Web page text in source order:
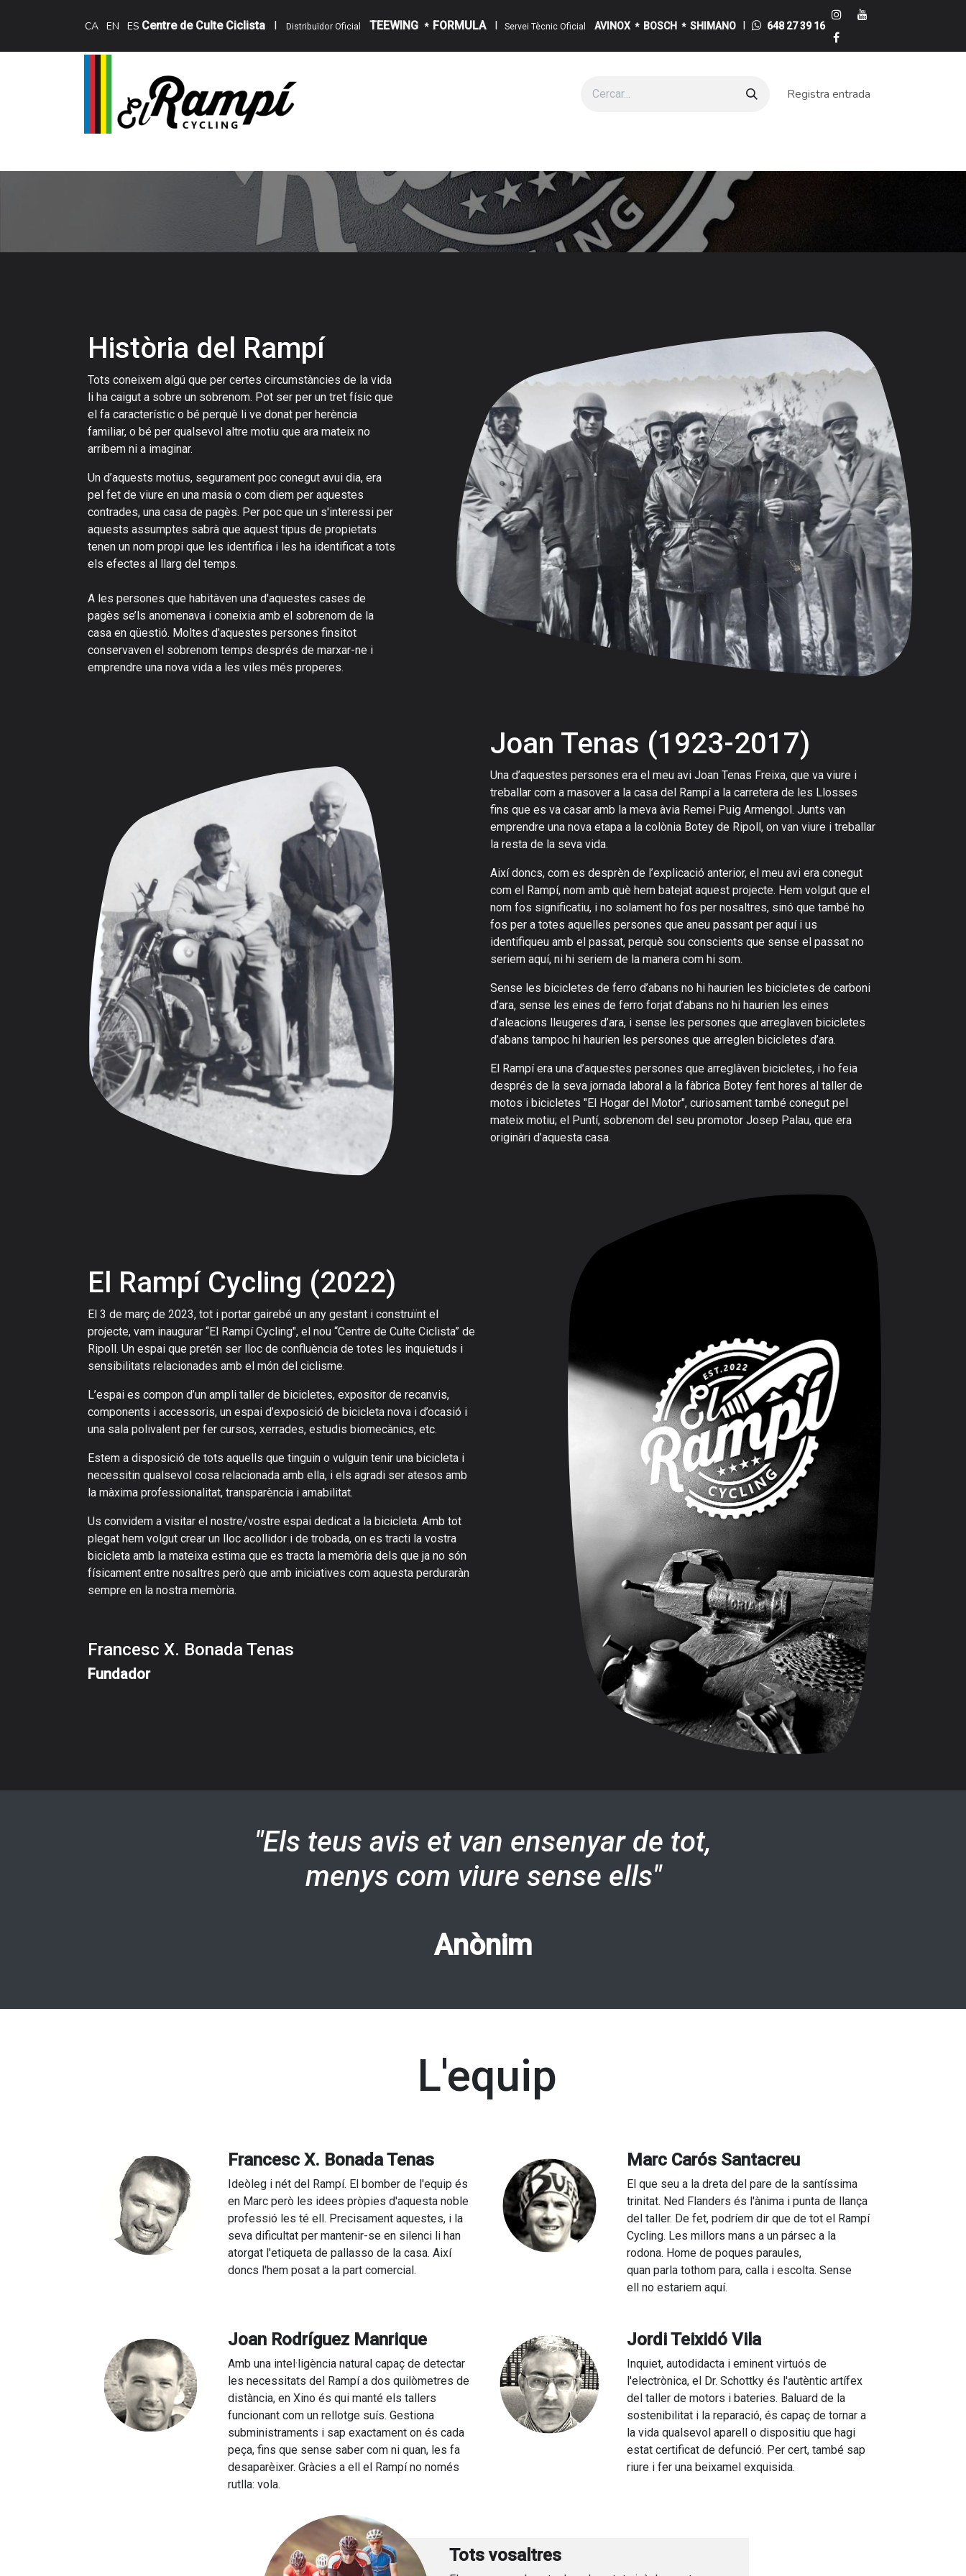
CA EN ES Centre de Culte Ciclista I Distribuïdor Oficial TEEWING * FORMULA I Servei Tècnic Oficial AVINOX * BOSCH * SHIMANO I 648 27 39 16
Registra entrada
Història del Rampí
Tots coneixem algú que per certes circumstàncies de la vida
li ha caigut a sobre un sobrenom. Pot ser per un tret físic que
el fa característic o bé perquè li ve donat per herència
familiar, o bé per qualsevol altre motiu que ara mateix no
arribem ni a imaginar.
Un d’aquests motius, segurament poc conegut avui dia, era
pel fet de viure en una masia o com diem per aquestes
contrades, una casa de pagès. Per poc que un s'interessi per
aquests assumptes sabrà que aquest tipus de propietats
tenen un nom propi que les identifica i les ha identificat a tots
els efectes al llarg del temps.
A les persones que habitàven una d'aquestes cases de
pagès se’ls anomenava i coneixia amb el sobrenom de la
casa en qüestió. Moltes d’aquestes persones finsitot
conservaven el sobrenom temps després de marxar-ne i
emprendre una nova vida a les viles més properes.
Joan Tenas (1923-2017)
Una d’aquestes persones era el meu avi Joan Tenas Freixa, que va viure i
treballar com a masover a la casa del Rampí a la carretera de les Llosses
fins que es va casar amb la meva àvia Remei Puig Armengol. Junts van
emprendre una nova etapa a la colònia Botey de Ripoll, on van viure i treballar
la resta de la seva vida.
Així doncs, com es desprèn de l’explicació anterior, el meu avi era conegut
com el Rampí, nom amb què hem batejat aquest projecte. Hem volgut que el
nom fos significatiu, i no solament ho fos per nosaltres, sinó que també ho
fos per a totes aquelles persones que aneu passant per aquí i us
identifiqueu amb el passat, perquè sou conscients que sense el passat no
seriem aquí, ni hi seriem de la manera com hi som.
Sense les bicicletes de ferro d’abans no hi haurien les bicicletes de carboni
d’ara, sense les eines de ferro forjat d’abans no hi haurien les eines
d’aleacions lleugeres d’ara, i sense les persones que arreglaven bicicletes
d’abans tampoc hi haurien les persones que arreglen bicicletes d’ara.
El Rampí era una d’aquestes persones que arreglàven bicicletes, i ho feia
després de la seva jornada laboral a la fàbrica Botey fent hores al taller de
motos i bicicletes "El Hogar del Motor", curiosament també conegut pel
mateix motiu; el Puntí, sobrenom del seu promotor Josep Palau, que era
originàri d’aquesta casa.
El Rampí Cycling (2022)
El 3 de març de 2023, tot i portar gairebé un any gestant i construïnt el
projecte, vam inaugurar “El Rampí Cycling", el nou “Centre de Culte Ciclista” de
Ripoll. Un espai que pretén ser lloc de confluència de totes les inquietuds i
sensibilitats relacionades amb el món del ciclisme.
L’espai es compon d’un ampli taller de bicicletes, expositor de recanvis,
components i accessoris, un espai d’exposició de bicicleta nova i d’ocasió i
una sala polivalent per fer cursos, xerrades, estudis biomecànics, etc.
Estem a disposició de tots aquells que tinguin o vulguin tenir una bicicleta i
necessitin qualsevol cosa relacionada amb ella, i els agradi ser atesos amb
la màxima professionalitat, transparència i amabilitat.
Us convidem a visitar el nostre/vostre espai dedicat a la bicicleta. Amb tot
plegat hem volgut crear un lloc acollidor i de trobada, on es tracti la vostra
bicicleta amb la mateixa estima que es tracta la memòria dels que ja no són
físicament entre nosaltres però que amb iniciatives com aquesta perduraràn
sempre en la nostra memòria.
Francesc X. Bonada Tenas
Fundador
"Els teus avis et van ensenyar de tot,
menys com viure sense ells"
Anònim
L'equip
Francesc X. Bonada Tenas
Ideòleg i nét del Rampí. El bomber de l'equip és
en Marc però les idees pròpies d'aquesta noble
professió les té ell. Precisament aquestes, i la
seva dificultat per mantenir-se en silenci li han
atorgat l'etiqueta de pallasso de la casa. Així
doncs l'hem posat a la part comercial.
Marc Carós Santacreu
El que seu a la dreta del pare de la santíssima
trinitat. Ned Flanders és l'ànima i punta de llança
del taller. De fet, podríem dir que de tot el Rampí
Cycling. Les millors mans a un pársec a la
rodona. Home de poques paraules,
quan parla tothom para, calla i escolta. Sense
ell no estariem aquí.
Joan Rodríguez Manrique
Amb una intel·ligència natural capaç de detectar
les necessitats del Rampí a dos quilòmetres de
distància, en Xino és qui manté els tallers
funcionant com un rellotge suís. Gestiona
subministraments i sap exactament on és cada
peça, fins que sense saber com ni quan, les fa
desaparèixer. Gràcies a ell el Rampí no només
rutlla: vola.
Jordi Teixidó Vila
Inquiet, autodidacta i eminent virtuós de
l'electrònica, el Dr. Schottky és l'autèntic artífex
del taller de motors i bateries. Baluard de la
sostenibilitat i la reparació, és capaç de tornar a
la vida qualsevol aparell o dispositiu que hagi
estat certificat de defunció. Per cert, també sap
riure i fer una beixamel exquisida.
Tots vosaltres